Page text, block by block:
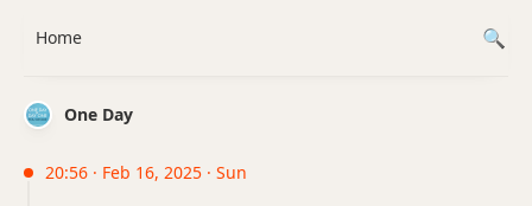
One Day
20:56 · Feb 16, 2025 · Sun
Home